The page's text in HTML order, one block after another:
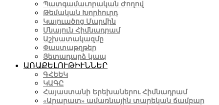
Պատգամաւորական Ժողով
Թեմական Խորհուրդ
Կալուածոց Մարմին
Մնայուն Հիմնադրամ
Աշխատակազմը
Փաստաթղթեր
Յետադարձ կապ
ԱՌԱՔԵԼՈՒԹԻՒՆՆԵՐ
ԳՀԵԵԿ
ԿԱԳԸ
Հայաստանի Երեխաներու Հիմնադրամ
«Արարատ» ամառնային տարեկան ճամբար